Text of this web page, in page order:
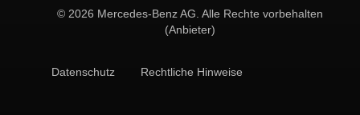
© 2026 Mercedes-Benz AG. Alle Rechte vorbehalten
(Anbieter)
Datenschutz Rechtliche Hinweise